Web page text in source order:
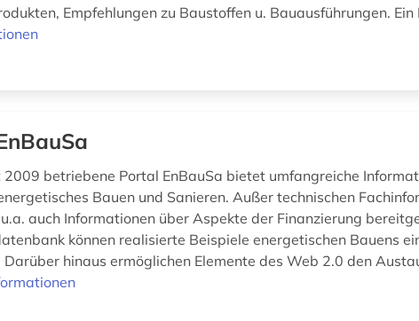
Empfehlungen zu Baustoffen u. Bauausführungen. Ein
2009 betriebene Portal EnBauSa bietet umfangreiche
Bauen und Sanieren. Außer technischen
auch Informationen über Aspekte der Finanzierung
können realisierte Beispiele energetischen Bauens
hinaus ermöglichen Elemente des Web 2.0 den